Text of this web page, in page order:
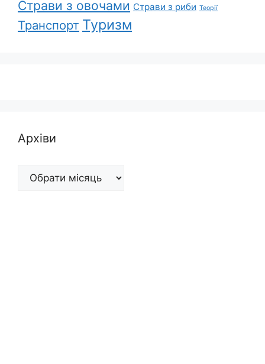
Страви з овочами Страви з риби Теорії
Транспорт Туризм
Архіви
Архіви